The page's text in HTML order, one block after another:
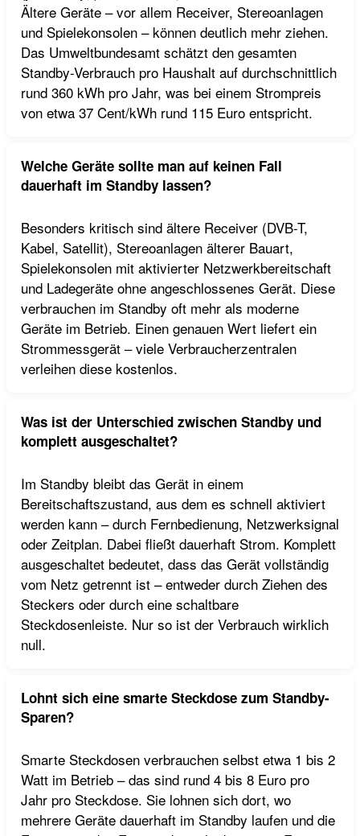
Ältere Geräte – vor allem Receiver, Stereoanlagen
und Spielekonsolen – können deutlich mehr ziehen.
Das Umweltbundesamt schätzt den gesamten
Standby-Verbrauch pro Haushalt auf durchschnittlich
rund 360 kWh pro Jahr, was bei einem Strompreis
von etwa 37 Cent/kWh rund 115 Euro entspricht.
Welche Geräte sollte man auf keinen Fall
dauerhaft im Standby lassen?
Besonders kritisch sind ältere Receiver (DVB-T,
Kabel, Satellit), Stereoanlagen älterer Bauart,
Spielekonsolen mit aktivierter Netzwerkbereitschaft
und Ladegeräte ohne angeschlossenes Gerät. Diese
verbrauchen im Standby oft mehr als moderne
Geräte im Betrieb. Einen genauen Wert liefert ein
Strommessgerät – viele Verbraucherzentralen
verleihen diese kostenlos.
Was ist der Unterschied zwischen Standby und
komplett ausgeschaltet?
Im Standby bleibt das Gerät in einem
Bereitschaftszustand, aus dem es schnell aktiviert
werden kann – durch Fernbedienung, Netzwerksignal
oder Zeitplan. Dabei fließt dauerhaft Strom. Komplett
ausgeschaltet bedeutet, dass das Gerät vollständig
vom Netz getrennt ist – entweder durch Ziehen des
Steckers oder durch eine schaltbare
Steckdosenleiste. Nur so ist der Verbrauch wirklich
null.
Lohnt sich eine smarte Steckdose zum Standby-
Sparen?
Smarte Steckdosen verbrauchen selbst etwa 1 bis 2
Watt im Betrieb – das sind rund 4 bis 8 Euro pro
Jahr pro Steckdose. Sie lohnen sich dort, wo
mehrere Geräte dauerhaft im Standby laufen und die